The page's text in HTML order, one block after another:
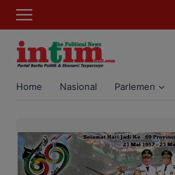
Home Nasional Parlemen